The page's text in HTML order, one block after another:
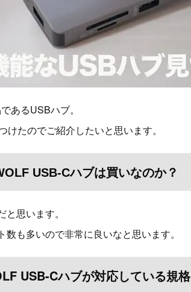
あるUSBハブ。
たのでご紹介したいと思います。
USB-Cハブは買いなのか？
思います。
も多いので非常に良いなと思います。
USB-Cハブが対応している規格